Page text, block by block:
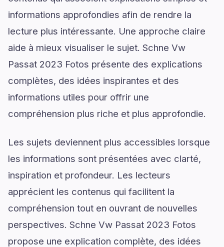
informations approfondies afin de rendre la
lecture plus intéressante. Une approche claire
aide à mieux visualiser le sujet. Schne Vw
Passat 2023 Fotos présente des explications
complètes, des idées inspirantes et des
informations utiles pour offrir une
compréhension plus riche et plus approfondie.
Les sujets deviennent plus accessibles lorsque
les informations sont présentées avec clarté,
inspiration et profondeur. Les lecteurs
apprécient les contenus qui facilitent la
compréhension tout en ouvrant de nouvelles
perspectives. Schne Vw Passat 2023 Fotos
propose une explication complète, des idées